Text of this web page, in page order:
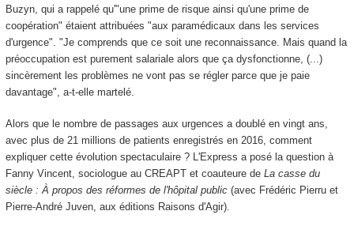
Buzyn, qui a rappelé qu'"une prime de risque ainsi qu'une prime de
coopération" étaient attribuées "aux paramédicaux dans les services
d'urgence". "Je comprends que ce soit une reconnaissance. Mais quand la
préoccupation est purement salariale alors que ça dysfonctionne, (...)
sincèrement les problèmes ne vont pas se régler parce que je paie
davantage", a-t-elle martelé.
Alors que le nombre de passages aux urgences a doublé en vingt ans,
avec plus de 21 millions de patients enregistrés en 2016, comment
expliquer cette évolution spectaculaire ? L'Express a posé la question à
Fanny Vincent, sociologue au CREAPT et coauteure deLa casse du
siècle : À propos des réformes de l'hôpital public(avec Frédéric Pierru et
Pierre-André Juven, aux éditions Raisons d'Agir).